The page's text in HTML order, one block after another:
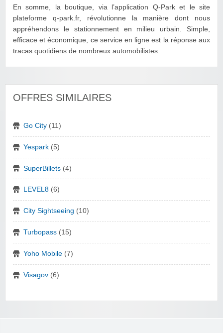
En somme, la boutique, via l’application Q-Park et le site
plateforme q-park.fr, révolutionne la manière dont nous
appréhendons le stationnement en milieu urbain. Simple,
efficace et économique, ce service en ligne est la réponse aux
tracas quotidiens de nombreux automobilistes.
OFFRES SIMILAIRES
Go City (11)
Yespark (5)
SuperBillets (4)
LEVEL8 (6)
City Sightseeing (10)
Turbopass (15)
Yoho Mobile (7)
Visagov (6)